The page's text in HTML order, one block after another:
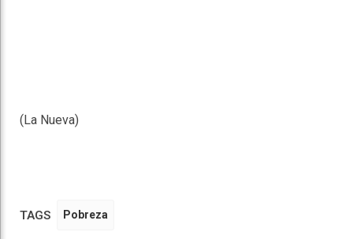
(La Nueva)
TAGS Pobreza